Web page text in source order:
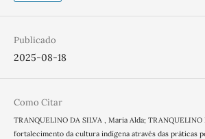
Publicado
2025-08-18
Como Citar
TRANQUELINO DA SILVA , Maria Alda; TRANQUELINO
fortalecimento da cultura indígena através das práticas